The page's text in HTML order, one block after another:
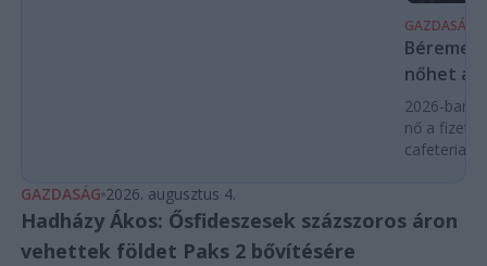
GAZDASÁG
nőhet a
2026-ban
nő a
cafeteria
GAZDASÁG 2026. augusztus 4.
Hadházy Ákos: Ősfideszesek százszoros áron
vehettek földet Paks 2 bővítésére